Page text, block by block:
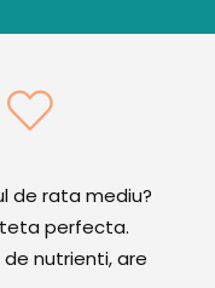
de rata mediu?
perfecta.
nutrienti, are